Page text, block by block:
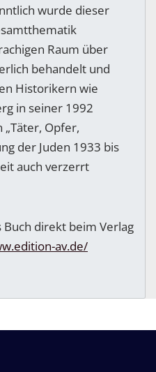
wurde dieser
Raum über
behandelt und
Historikern wie
in seiner 1992
Opfer,
der Juden 1933 bis
auch verzerrt
direkt beim Verlag
av.de/